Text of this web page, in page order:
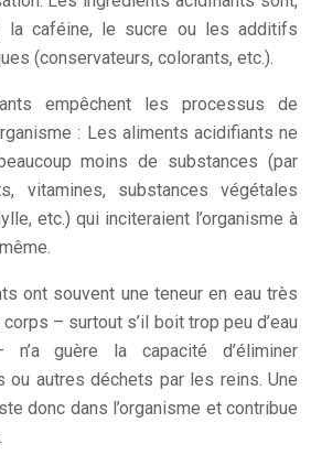
la caféine, le sucre ou les additifs
(conservateurs, colorants, etc.).
empêchent les processus de
: Les aliments acidifiants ne
moins de substances (par
vitamines, substances végétales
etc.) qui inciteraient l’organisme à
ont souvent une teneur en eau très
– surtout s’il boit trop peu d’eau
guère la capacité d’éliminer
ou autres déchets par les reins. Une
donc dans l’organisme et contribue